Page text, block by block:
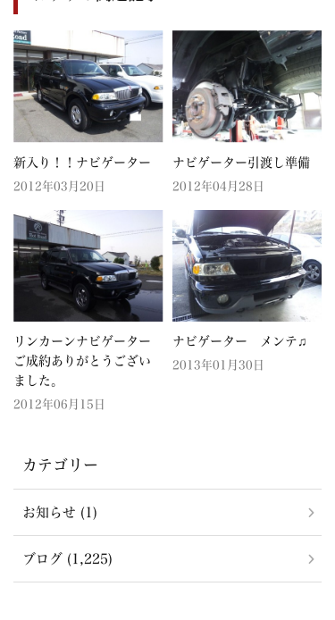
新入り！！ナビゲーター
2012年03月20日
ナビゲーター引渡し準備
2012年04月28日
リンカーンナビゲーター
ご成約ありがとうござい
ました。
2012年06月15日
ナビゲーター メンテ♫
2013年01月30日
カテゴリー
お知らせ (1)
ブログ (1,225)